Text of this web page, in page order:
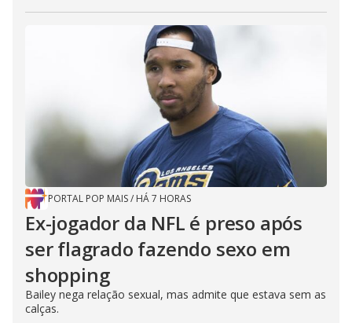
PORTAL POP MAIS/ HÁ 7 HORAS
Ex-jogador da NFL é preso após
ser flagrado fazendo sexo em
shopping
Bailey nega relação sexual, mas admite que estava sem as
calças.